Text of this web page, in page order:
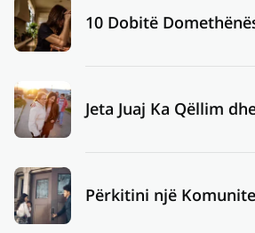
10 Dobitë
Jeta Juaj Ka Qëllim
Përkitini një